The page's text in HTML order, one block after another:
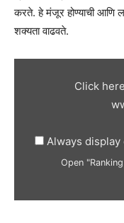
करते. हे मंजूर होण्याची आणि
शक्यता वाढवते.
Best
Click
Always
Open